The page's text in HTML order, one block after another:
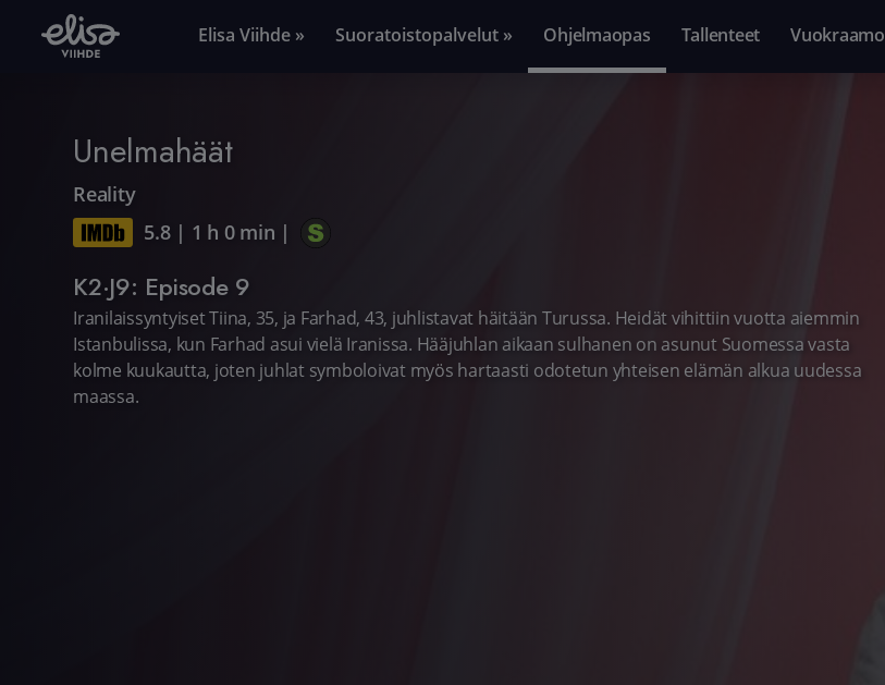
Elisa Viihde » Suoratoistopalvelut » Ohjelmaopas Tallenteet Vuokraamo
Unelmahäät
Reality
5.8| 1 h 0 min |
K2·J9: Episode 9
Iranilaissyntyiset Tiina, 35, ja Farhad, 43, juhlistavat häitään Turussa. Heidät vihittiin vuotta aiemmin
Istanbulissa, kun Farhad asui vielä Iranissa. Hääjuhlan aikaan sulhanen on asunut Suomessa vasta
kolme kuukautta, joten juhlat symboloivat myös hartaasti odotetun yhteisen elämän alkua uudessa
maassa.